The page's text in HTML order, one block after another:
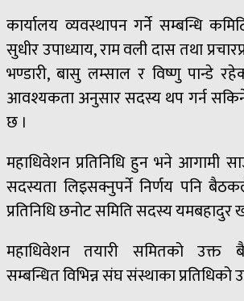
कार्यालय व्यवस्थापन गर्ने सम्बन्धि
सुधीर उपाध्याय, राम वली दास तथा
भण्डारी, बासु लम्साल र विष्णु पान्डे
आवश्यकता अनुसार सदस्य थप गर्न सकिने
छ ।
महाधिवेशन प्रतिनिधि हुन भने आगामी
सदस्यता लिइसक्नुपर्ने निर्णय पनि
प्रतिनिधि छनोट समिति सदस्य
महाधिवेशन तयारी समितको उक्त
सम्बन्धित विभिन्न संघ संस्थाका प्रतिधिको